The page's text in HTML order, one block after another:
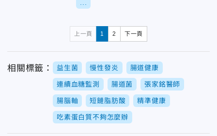
上一頁 1 2 下一頁
相關標籤： 益生菌 慢性發炎 腸道健康
連續血糖監測 腸道菌 張家銘醫師
腸腦軸 短鏈脂肪酸 精準健康
吃素蛋白質不夠怎麼辦